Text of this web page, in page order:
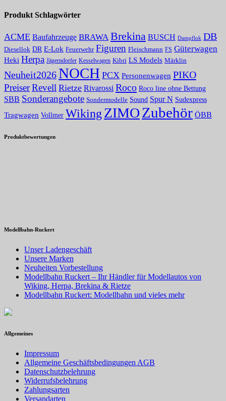
Produkt Schlagwörter
ACME Baufahrzeuge BRAWA Brekina BUSCH Dampflok DB
Diesellok DR E-Lok Feuerwehr Figuren Fleischmann FS Güterwagen
Heki Herpa Jägerndorfer Kesselwagen Kibri LS Models Märklin
Neuheit2026NOCH PCX Personenwagen PIKO
PreiserRevell Rietze Rivarossi Roco Roco line ohne Bettung
SBB Sonderangebote Sondermodelle Sound Spur N Sudexpress
Tragwagen Vollmer Wiking ZIMOZubehör ÖBB
Produktbewertungen
Modellbahn-Ruckert
Unser Ladengeschäft
Unsere Marken
Neuheiten Vorbestellung
Modellbahn Ruckert – Ihr Händler für Modellautos von
Wiking, Herpa, Brekina & Rietze
Modellbahn Ruckert: Modellbahn und vieles mehr
Allgemeines
Impressum
Allgemeine Geschäftsbedingungen AGB
Datenschutzbelehrung
Widerrufsbelehrung
Zahlungsarten
Versandarten